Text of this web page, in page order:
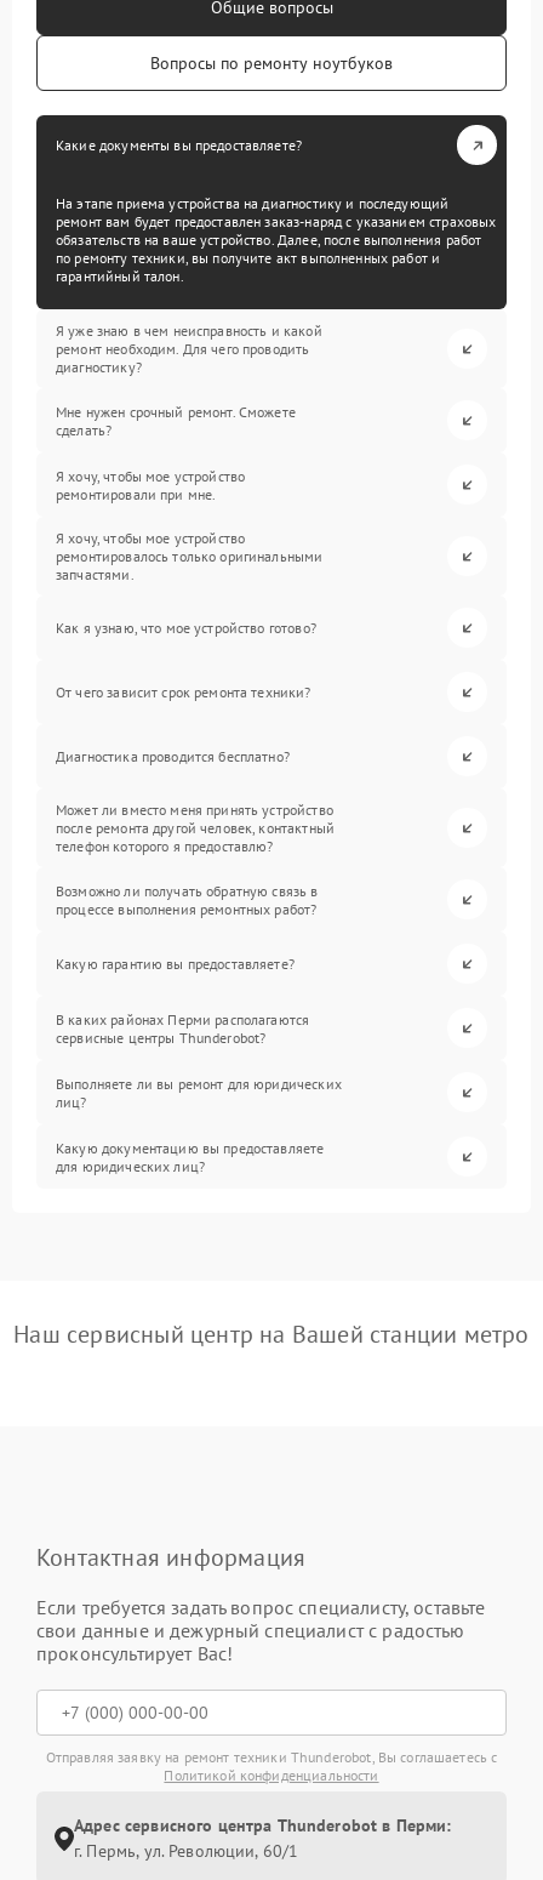
Общие вопросы
Вопросы по ремонту ноутбуков
Какие документы вы предоставляете?
На этапе приема устройства на диагностику и последующий
ремонт вам будет предоставлен заказ-наряд с указанием страховых
обязательств на ваше устройство. Далее, после выполнения работ
по ремонту техники, вы получите акт выполненных работ и
гарантийный талон.
Я уже знаю в чем неисправность и какой
ремонт необходим. Для чего проводить
диагностику?
Мне нужен срочный ремонт. Сможете
сделать?
Я хочу, чтобы мое устройство
ремонтировали при мне.
Я хочу, чтобы мое устройство
ремонтировалось только оригинальными
запчастями.
Как я узнаю, что мое устройство готово?
От чего зависит срок ремонта техники?
Диагностика проводится бесплатно?
Может ли вместо меня принять устройство
после ремонта другой человек, контактный
телефон которого я предоставлю?
Возможно ли получать обратную связь в
процессе выполнения ремонтных работ?
Какую гарантию вы предоставляете?
В каких районах Перми располагаются
сервисные центры Thunderobot?
Выполняете ли вы ремонт для юридических
лиц?
Какую документацию вы предоставляете
для юридических лиц?
Наш сервисный центр на Вашей станции метро
Контактная информация
Если требуется задать вопрос специалисту, оставьте
свои данные и дежурный специалист с радостью
проконсультирует Вас!
Отправляя заявку на ремонт техники Thunderobot, Вы соглашаетесь с
Политикой конфиденциальности
Адрес сервисного центра Thunderobot в Перми:
г. Пермь, ул. ​Революции, 60/1